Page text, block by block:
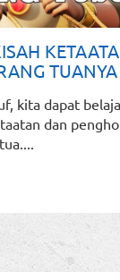
TUANYA
kita dapat
dan